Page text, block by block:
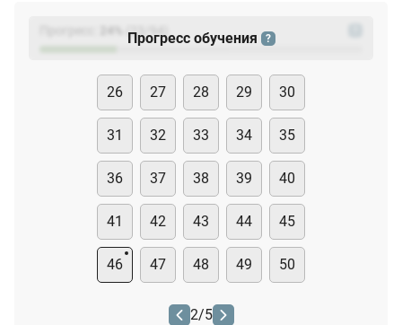
(23
Прогресс обучения ?
26 27 28 29 30
31 32 33 34 35
36 37 38 39 40
41 42 43 44 45
46 47 48 49 50
2/5